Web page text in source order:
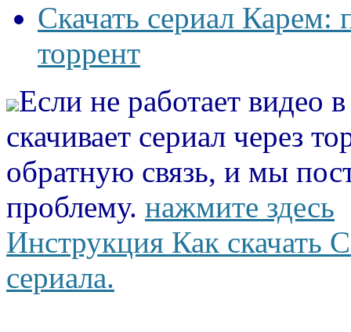
Скачать сериал Карем:
торрент
Если не работает видео
скачивает сериал через
обратную связь, и мы
проблему. нажмите здесь
Инструкция Как скачать
сериала.